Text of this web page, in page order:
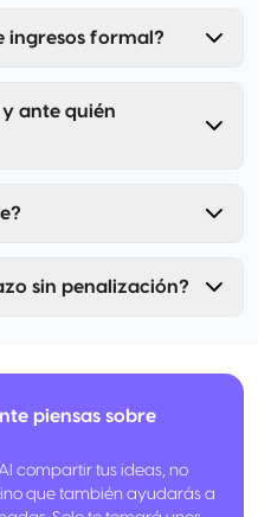
ingresos formal?
ante quién
sin penalización?
piensas sobre
compartir tus ideas, no
que también ayudarás a